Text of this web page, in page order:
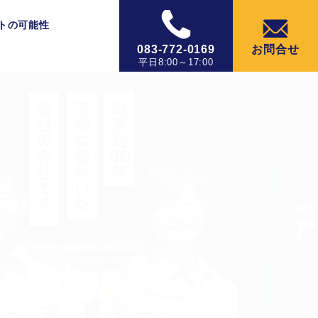
の可能性
083-772-0169
平日8:00～17:00
お問合せ